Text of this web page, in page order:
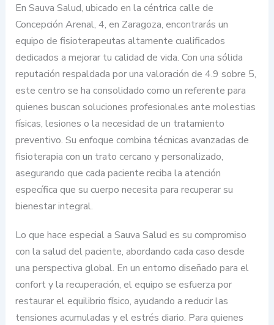
En Sauva Salud, ubicado en la céntrica calle de
Concepción Arenal, 4, en Zaragoza, encontrarás un
equipo de fisioterapeutas altamente cualificados
dedicados a mejorar tu calidad de vida. Con una sólida
reputación respaldada por una valoración de 4.9 sobre 5,
este centro se ha consolidado como un referente para
quienes buscan soluciones profesionales ante molestias
físicas, lesiones o la necesidad de un tratamiento
preventivo. Su enfoque combina técnicas avanzadas de
fisioterapia con un trato cercano y personalizado,
asegurando que cada paciente reciba la atención
específica que su cuerpo necesita para recuperar su
bienestar integral.
Lo que hace especial a Sauva Salud es su compromiso
con la salud del paciente, abordando cada caso desde
una perspectiva global. En un entorno diseñado para el
confort y la recuperación, el equipo se esfuerza por
restaurar el equilibrio físico, ayudando a reducir las
tensiones acumuladas y el estrés diario. Para quienes